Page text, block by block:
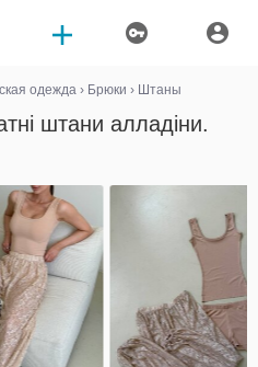
одежда › Брюки › Штаны
штани алладіни.